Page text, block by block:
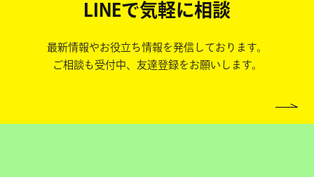
LINEで気軽に相談
最新情報やお役立ち情報を発信しております。
ご相談も受付中、友達登録をお願いします。